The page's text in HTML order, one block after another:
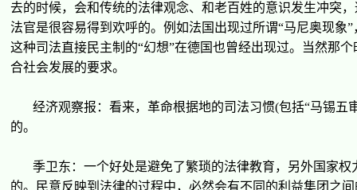
去的时候，会和传统的法律观念、和老百姓的意识发生冲突，
法官是很容易得到 欢呼的。例如法国出现过所谓“马尼奥现象”
这种司法直接民主制的“幻想”在德国也曾经出现过。当然那个
合社会发展的要求。
经济观察报 ：看来，革命根据地的司法习惯(包括“马锡五
的。
季卫东 ：一个好处是避免了繁琐的法律教育，另外国家权
的。民意反映到法律的过程中，必然会有不同的利益集团 之间